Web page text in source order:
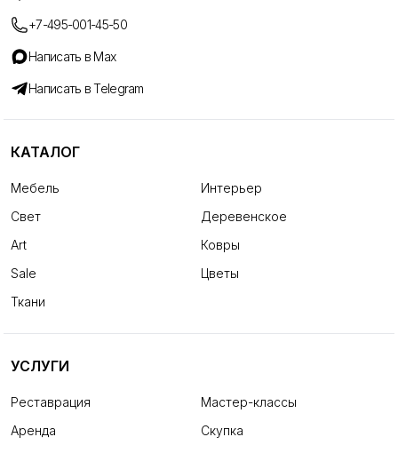
+7-495-001-45-50
Написать в Max
Написать в Telegram
КАТАЛОГ
Мебель
Интерьер
Свет
Деревенское
Art
Ковры
Sale
Цветы
Ткани
УСЛУГИ
Реставрация
Мастер-классы
Аренда
Скупка